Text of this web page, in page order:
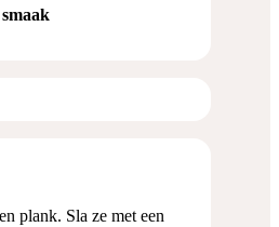
plank. Sla ze met een